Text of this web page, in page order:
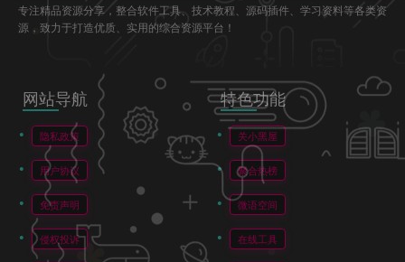
专注精品资源分享，整合软件工具、技术教程、源码插件、学习资料等各类资
源，致力于打造优质、实用的综合资源平台！
网站导航
隐私政策
用户协议
免责声明
侵权投诉
特色功能
关小黑屋
聚合热榜
微语空间
在线工具